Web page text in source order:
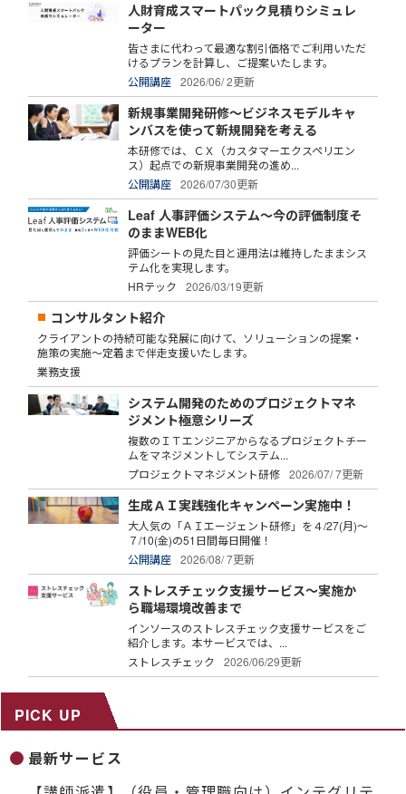
人財育成スマートパック見積りシミュレ
ーター
皆さまに代わって最適な割引価格でご利用いただ
けるプランを計算し、ご提案いたします。
公開講座
2026/06/ 2更新
新規事業開発研修～ビジネスモデルキャ
ンバスを使って新規開発を考える
本研修では、ＣＸ（カスタマーエクスペリエン
ス）起点での新規事業開発の進め...
公開講座
2026/07/30更新
Leaf 人事評価システム～今の評価制度そ
のままWEB化
評価シートの見た目と運用法は維持したままシス
テム化を実現します。
HRテック
2026/03/19更新
コンサルタント紹介
クライアントの持続可能な発展に向けて、ソリューションの提案・
施策の実施～定着まで伴走支援いたします。
業務支援
システム開発のためのプロジェクトマネ
ジメント極意シリーズ
複数のＩＴエンジニアからなるプロジェクトチー
ムをマネジメントしてシステム...
プロジェクトマネジメント研修
2026/07/ 7更新
生成ＡＩ実践強化キャンペーン実施中！
大人気の「ＡＩエージェント研修」を４/27(月)～
７/10(金)の51日間毎日開催！
公開講座
2026/08/ 7更新
ストレスチェック支援サービス～実施か
ら職場環境改善まで
インソースのストレスチェック支援サービスをご
紹介します。本サービスでは、...
ストレスチェック
2026/06/29更新
PICK UP
最新サービス